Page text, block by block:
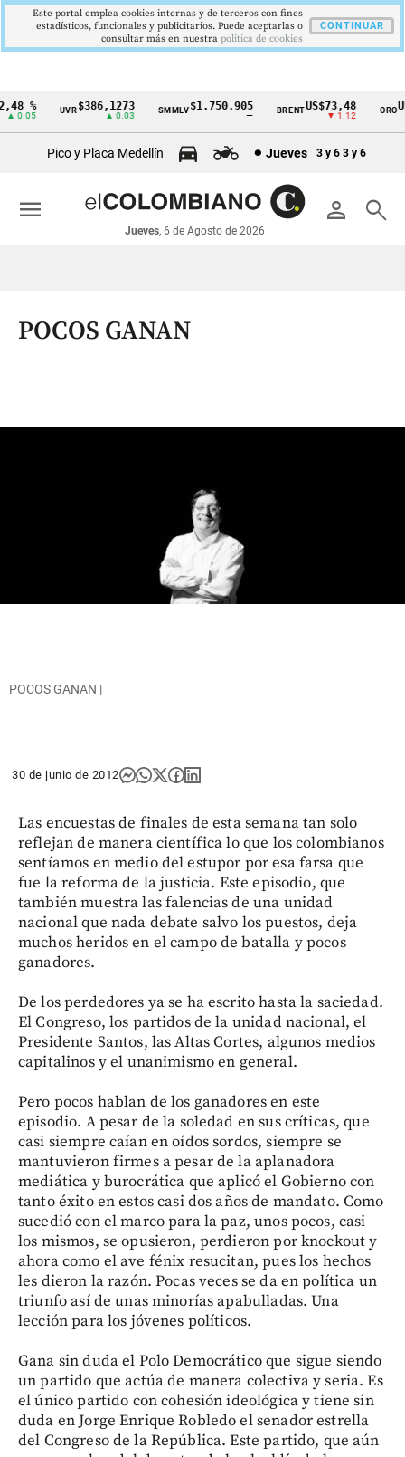
Cintillo
económicos
Colombia
%
0.05
UVR$386,1273
▲ 0.03
SMMLV$1.750.905 BRENTUS$73,48
▼ 1.12
ORO
Pico y Placa Medellín Jueves 3 y 6 3 y 6
person search
Jueves, 6 de Agosto de 2026
menu
POCOS GANAN
POCOS GANAN |
30 de junio de 2012
Las encuestas de finales de esta semana tan solo
reflejan de manera científica lo que los colombianos
sentíamos en medio del estupor por esa farsa que
fue la reforma de la justicia. Este episodio, que
también muestra las falencias de una unidad
nacional que nada debate salvo los puestos, deja
muchos heridos en el campo de batalla y pocos
ganadores.
De los perdedores ya se ha escrito hasta la saciedad.
El Congreso, los partidos de la unidad nacional, el
Presidente Santos, las Altas Cortes, algunos medios
capitalinos y el unanimismo en general.
Pero pocos hablan de los ganadores en este
episodio. A pesar de la soledad en sus críticas, que
casi siempre caían en oídos sordos, siempre se
mantuvieron firmes a pesar de la aplanadora
mediática y burocrática que aplicó el Gobierno con
tanto éxito en estos casi dos años de mandato. Como
sucedió con el marco para la paz, unos pocos, casi
los mismos, se opusieron, perdieron por knockout y
ahora como el ave fénix resucitan, pues los hechos
les dieron la razón. Pocas veces se da en política un
triunfo así de unas minorías apabulladas. Una
lección para los jóvenes políticos.
Gana sin duda el Polo Democrático que sigue siendo
un partido que actúa de manera colectiva y seria. Es
el único partido con cohesión ideológica y tiene sin
duda en Jorge Enrique Robledo el senador estrella
del Congreso de la República. Este partido, que aún
Este portal emplea cookies internas y de terceros con fines
estadísticos, funcionales y publicitarios. Puede aceptarlas o
consultar más en nuestra politica de cookies
CONTINUAR